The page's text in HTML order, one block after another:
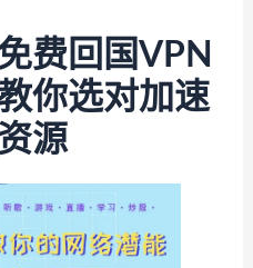
费回国VPN
你选对加速
源